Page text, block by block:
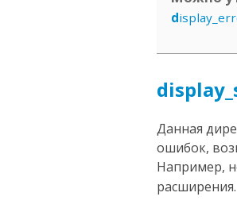
d
Данная
ошибок,
Например,
расширения.